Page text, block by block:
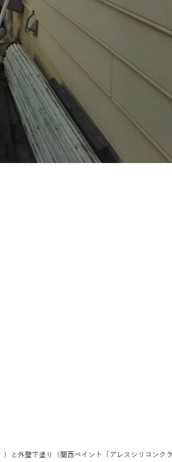
）と外壁下塗り（ 関西ペイント「アレスシリコンクラ